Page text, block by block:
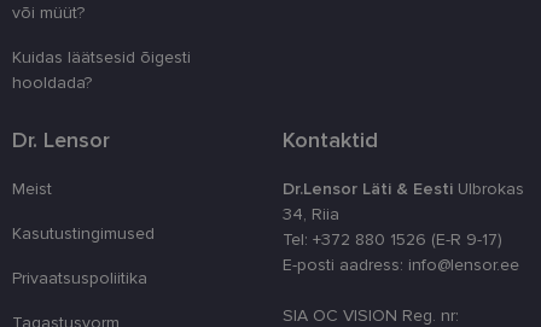
või müüt?
Kuidas läätsesid õigesti
hooldada?
Dr. Lensor
Meist
Kasutustingimused
Privaatsuspoliitika
Kontaktid
Dr.Lensor Läti & Eesti Ulbrokas
34, Riia
Tel: +372 880 1526 (E-R 9-17)
E-posti aadress: info@lensor.ee
SIA OC VISION Reg. nr:
Eelistused
Vajalikud küpsised aitavad parandada kodulehe
kasutamismugavust, võimaldades põhifunktsioone
nagu lehtedel navigeerimine ja juurdepääsu saidi
kaitstud aladele. Koduleht ei tööta ilma nende
küpsisteta korralikult.
Nimi
Pakkuja/
Aegumine